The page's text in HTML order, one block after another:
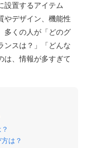
設置するアイテム
やデザイン、機能性
多くの人が「どのグ
ンスは？」「どんな
は、情報が多すぎて
は？